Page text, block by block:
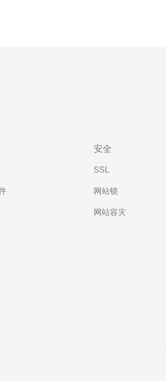
安全
SSL
网站锁
网站容灾